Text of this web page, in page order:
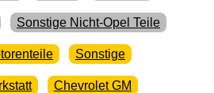
Sonstige Nicht-Opel Teile
Sonstige
Chevrolet GM